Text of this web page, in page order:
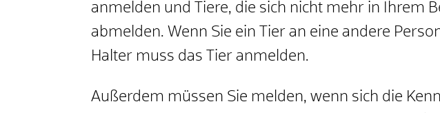
anmelden und Tiere, die sich nicht mehr in Ihrem
abmelden. Wenn Sie ein Tier an eine andere
Halter muss das Tier anmelden.
Außerdem müssen Sie melden, wenn sich die